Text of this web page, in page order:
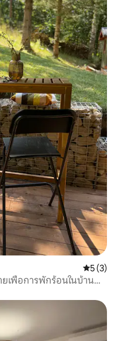
คะแนนเฉ
5 (3)
เพื่อการพักร้อนในบ้าน